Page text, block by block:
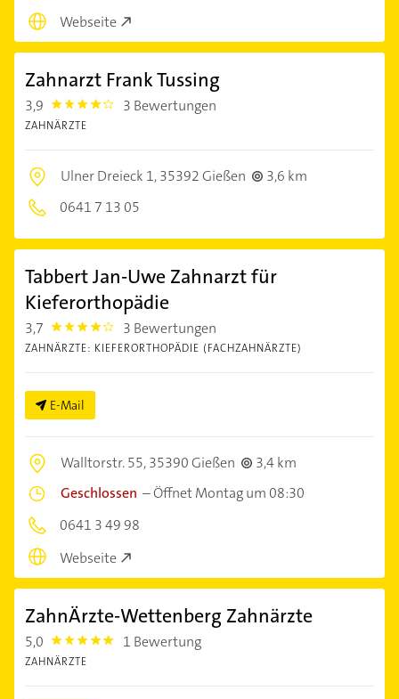
Webseite
Zahnarzt Frank Tussing
3,9 3.9 3 Bewertungen
ZAHNÄRZTE
Ulner Dreieck 1,35392 Gießen
3,6 km
0641 7 13 05
Tabbert Jan-Uwe Zahnarzt für
Kieferorthopädie
3,7 3.7 3 Bewertungen
ZAHNÄRZTE: KIEFERORTHOPÄDIE (FACHZAHNÄRZTE)
E-Mail
Walltorstr. 55,35390 Gießen
3,4 km
Geschlossen –Öffnet Montag um 08:30
0641 3 49 98
Webseite
ZahnÄrzte-Wettenberg Zahnärzte
5,0 5.0 1 Bewertung
ZAHNÄRZTE